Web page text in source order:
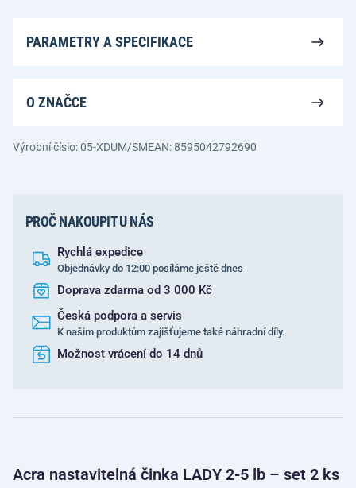
PARAMETRY A SPECIFIKACE
O ZNAČCE
Výrobní číslo: 05-XDUM/SMEAN: 8595042792690
PROČ NAKOUPIT U NÁS
Rychlá expedice
Objednávky do 12:00 posíláme ještě dnes
Doprava zdarma od 3 000 Kč
Česká podpora a servis
K našim produktům zajišťujeme také náhradní díly.
Možnost vrácení do 14 dnů
Acra nastavitelná činka LADY 2-5 lb – set 2 ks